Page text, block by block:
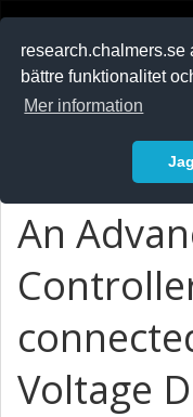
research.chalmers.se
bättre funktionalitet
Mer information
An
Voltage